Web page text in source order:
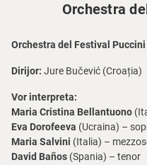
Orchestra
Orchestra del Festival Puccini
Dirijor: Jure Bučević (Croația)
Vor interpreta:
Maria Cristina Bellantuono
Eva Dorofeeva (Ucraina) –
Maria Salvini (Italia) –
David Baños (Spania) – tenor